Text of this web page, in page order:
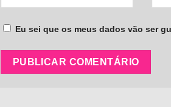
Eu sei que os meus dados vão ser